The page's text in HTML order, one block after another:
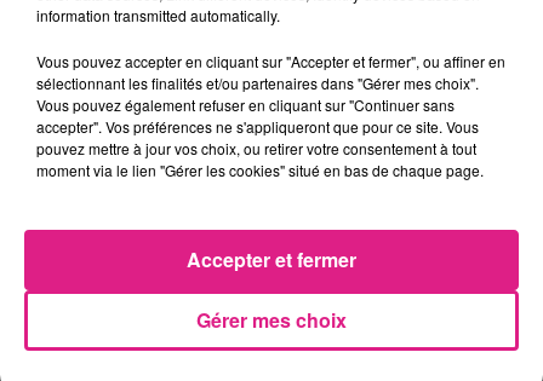
4 août 2026
Officiel : le lac de Madine reporte son feu d’artifice
4 août 2026
Eclipse Solaire du 12 août : où voir ce phénomène en Lorraine ?
31 juillet 2026
Chalets de Noël solidaires : la ville de Metz lance un appel à...
information transmitted automatically.
Vous pouvez accepter en cliquant sur "Accepter et fermer", ou affiner en
sélectionnant les finalités et/ou partenaires dans "Gérer mes choix".
Vous pouvez également refuser en cliquant sur "Continuer sans
accepter". Vos préférences ne s'appliqueront que pour ce site. Vous
pouvez mettre à jour vos choix, ou retirer votre consentement à tout
moment via le lien "Gérer les cookies" situé en bas de chaque page.
Gérer mes choix
Accepter et fermer